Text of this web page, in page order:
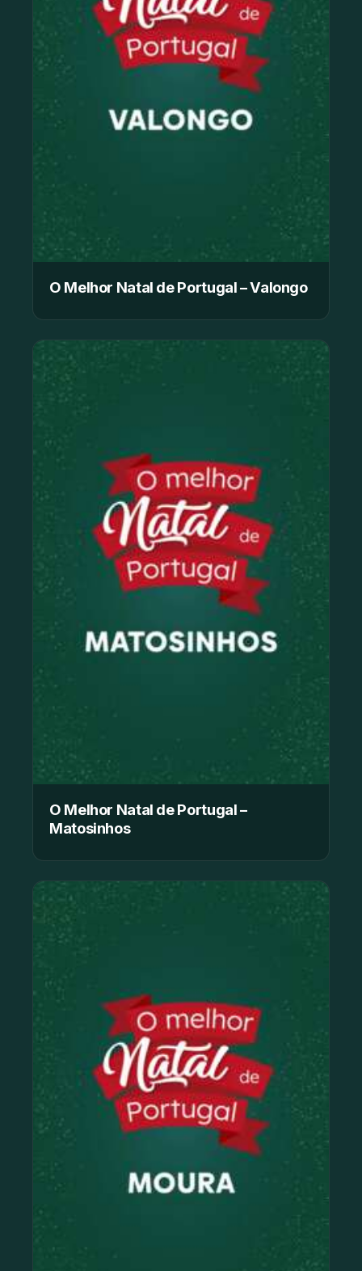
O Melhor Natal de Portugal – Valongo
O Melhor Natal de Portugal –
Matosinhos